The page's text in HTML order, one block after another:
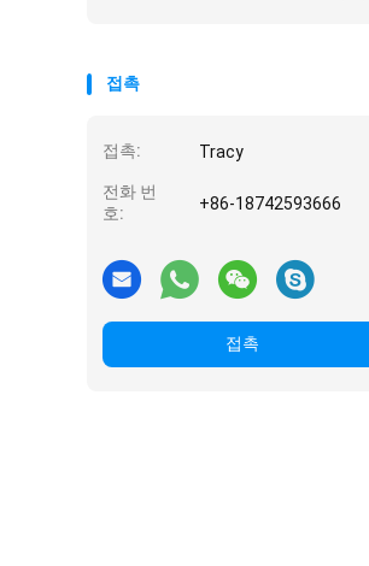
접촉
접촉: Tracy
전화 번
호:
+86-18742593666
접촉